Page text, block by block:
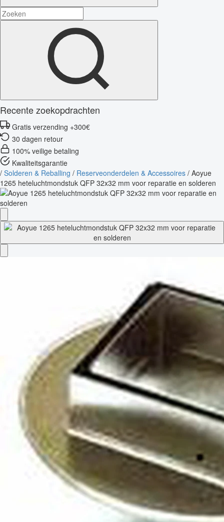
Recente zoekopdrachten
Gratis verzending +300€
30 dagen retour
100% veilige betaling
Kwaliteitsgarantie
/ Solderen & Reballing / Reserveonderdelen & Accessoires / Aoyue
1265 heteluchtmondstuk QFP 32x32 mm voor reparatie en solderen